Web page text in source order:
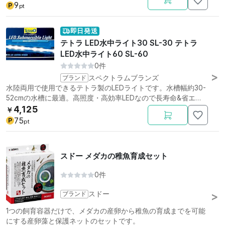
P 9 pt
即日発送
テトラ LED水中ライト30 SL-30 テトラ
LED水中ライト60 SL-60
0件
ブランド スペクトラムブランズ
水陸両用で使用できるテトラ製のLEDライトです。水槽幅約30-
52cmの水槽に最適。高照度・高効率LEDなので長寿命&省エ
ネ。
￥ 4,125
P 75pt
スドー メダカの稚魚育成セット
0件
ブランド スドー
1つの飼育容器だけで、メダカの産卵から稚魚の育成までを可能
にする産卵藻と保護ネットのセットです。